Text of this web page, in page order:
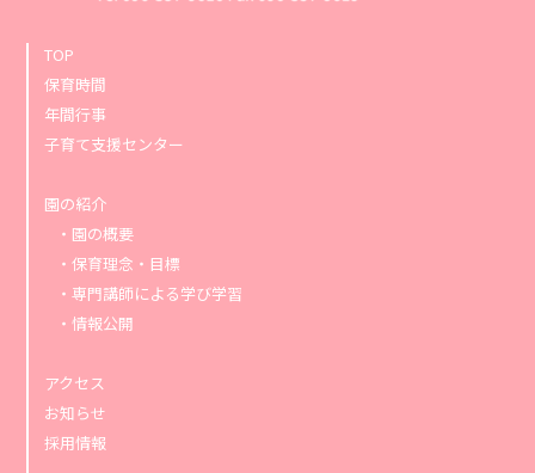
TOP
保育時間
年間行事
子育て支援センター
園の紹介
園の概要
保育理念・目標
専門講師による学び学習
情報公開
アクセス
お知らせ
採用情報